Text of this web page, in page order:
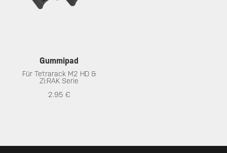
Gummipad
Für Tetrarack M2 HD &
Zi:RAK Serie
2.95 €